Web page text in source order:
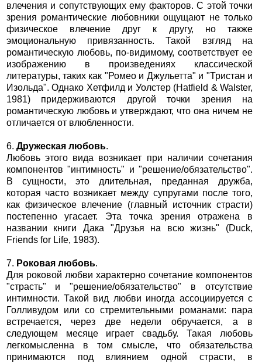
влечения и сопутствующих ему факторов. С этой точки
зрения романтические любовники ощущают не только
физическое влечение друг к другу, но также
эмоциональную привязанность. Такой взгляд на
романтическую любовь, по-видимому, соответствует ее
изображению в произведениях классической
литературы, таких как "Ромео и Джульетта" и "Тристан и
Изольда". Однако Хетфилд и Уолстер (Hatfield & Walster,
1981) придерживаются другой точки зрения на
романтическую любовь и утверждают, что она ничем не
отличается от влюбленности.
6. Дружеская любовь.
Любовь этого вида возникает при наличии сочетания
компонентов "интимность" и "решение/обязательство".
В сущности, это длительная, преданная дружба,
которая часто возникает между супругами после того,
как физическое влечение (главный источник страсти)
постепенно угасает. Эта точка зрения отражена в
названии книги Дака "Друзья на всю жизнь" (Duck,
Friends for Life, 1983).
7. Роковая любовь.
Для роковой любви характерно сочетание компонентов
"страсть" и "решение/обязательство" в отсутствие
интимности. Такой вид любви иногда ассоциируется с
Голливудом или со стремительными романами: пара
встречается, через две недели обручается, а в
следующем месяце играет свадьбу. Такая любовь
легкомысленна в том смысле, что обязательства
принимаются под влиянием одной страсти, в